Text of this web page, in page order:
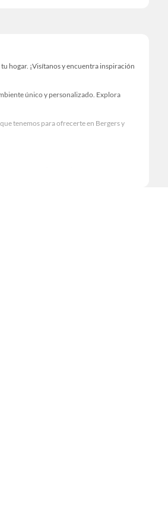
hogar. ¡Visítanos y encuentra inspiración
único y personalizado. Explora
tenemos para ofrecerte en Bergers y
para ofrecerte!